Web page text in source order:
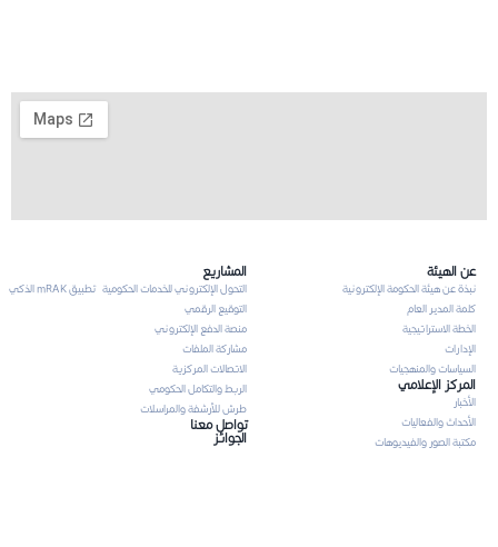
عن الهيئة
نبذة عن هيئة الحكومة الإلكترونية
كلمة المدير العام
الخطة الاستراتيجية
الإدارات
السياسات والمنهجيات
المركز الإعلامي
الأخبار
الأحداث والفعاليات
مكتبة الصور والفيديوهات
المشاريع
التحول الإلكتروني للخدمات الحكومية تطبيق mRAK الذكي
التوقيع الرقمي
منصة الدفع الإلكتروني
مشاركة الملفات
الاتصالات المركزية
الربط والتكامل الحكومي
طرش للأرشفة والمراسلات
تواصل معنا
الجوائز